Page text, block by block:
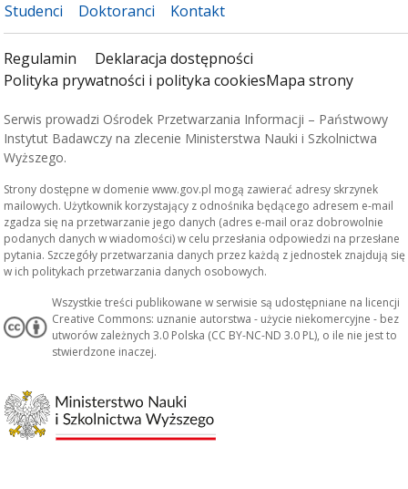
Studenci Doktoranci Kontakt
Regulamin
Deklaracja dostępności
Polityka prywatności i polityka cookiesMapa strony
Serwis prowadzi Ośrodek Przetwarzania Informacji – Państwowy
Instytut Badawczy na zlecenie Ministerstwa Nauki i Szkolnictwa
Wyższego.
Strony dostępne w domenie www.gov.pl mogą zawierać adresy skrzynek
mailowych. Użytkownik korzystający z odnośnika będącego adresem e-mail
zgadza się na przetwarzanie jego danych (adres e-mail oraz dobrowolnie
podanych danych w wiadomości) w celu przesłania odpowiedzi na przesłane
pytania. Szczegóły przetwarzania danych przez każdą z jednostek znajdują się
w ich politykach przetwarzania danych osobowych.
Wszystkie treści publikowane w serwisie są udostępniane na licencji
Creative Commons: uznanie autorstwa - użycie niekomercyjne - bez
utworów zależnych 3.0 Polska (CC BY-NC-ND 3.0 PL), o ile nie jest to
stwierdzone inaczej.